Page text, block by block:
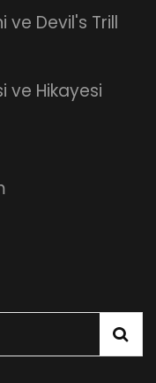
ve Devil's Trill
ve Hikayesi